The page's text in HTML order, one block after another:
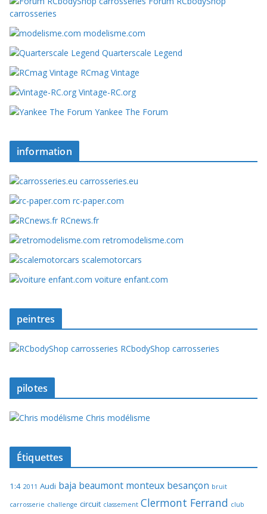
carrosseries
modelisme.com
Quarterscale Legend
RCmag Vintage
Vintage-RC.org
Yankee The Forum
information
carrosseries.eu
rc-paper.com
RCnews.fr
retromodelisme.com
scalemotorcars
voiture enfant.com
peintres
RCbodyShop carrosseries
pilotes
Chris modélisme
Étiquettes
1:4 2011 Audi baja beaumont monteux besançon bruit
carrosserie challenge circuit classement Clermont Ferrand club